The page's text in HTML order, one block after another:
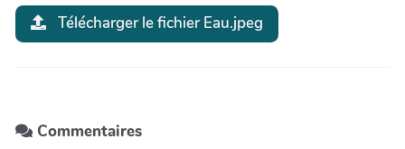
Télécharger le fichier Eau.jpeg
Commentaires